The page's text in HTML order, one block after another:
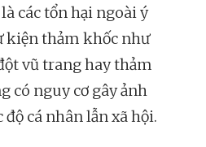
các tổn hại ngoài ý
kiện thảm khốc như
vũ trang hay thảm
có nguy cơ gây ảnh
cá nhân lẫn xã hội.